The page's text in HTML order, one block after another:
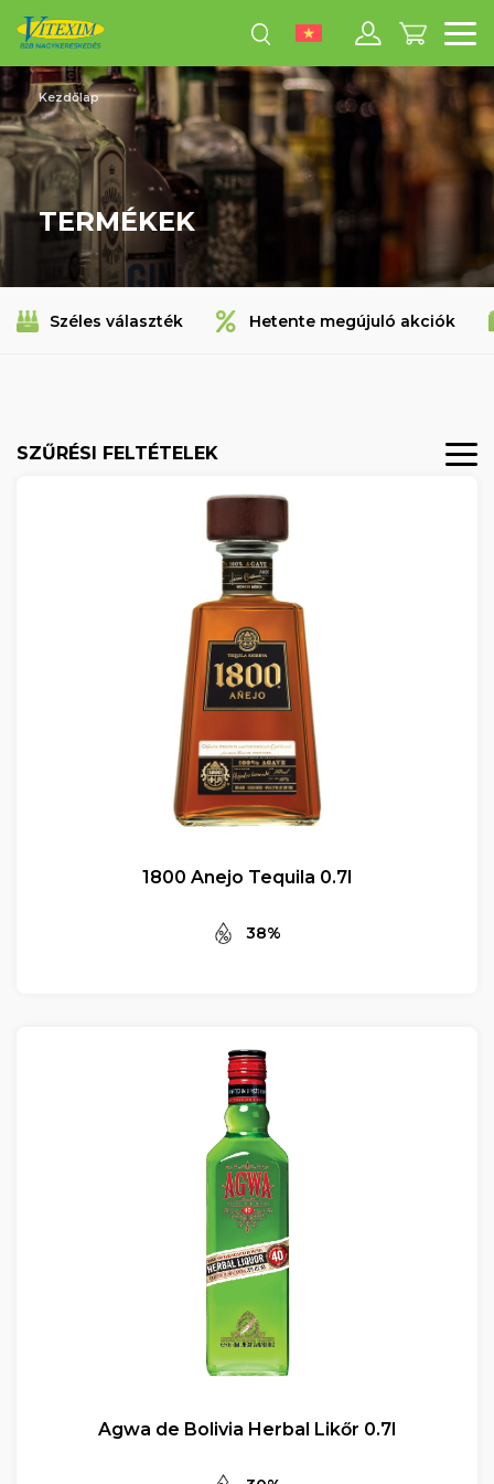
Kezdőlap
TERMÉKEK
Széles választék Hetente megújuló akciók
SZŰRÉSI FELTÉTELEK
1800 Anejo Tequila 0.7l
38%
Agwa de Bolivia Herbal Likőr 0.7l